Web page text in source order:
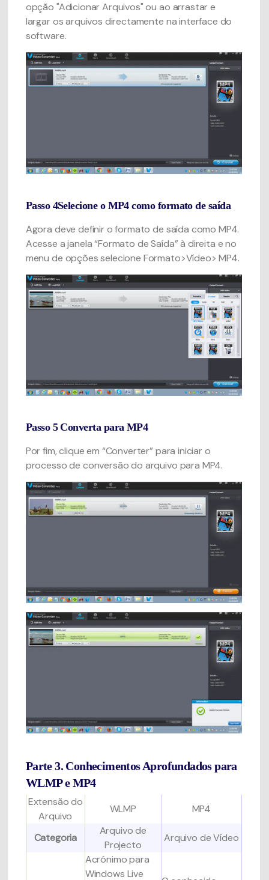
opção "Adicionar Arquivos" ou ao arrastar e
largar os arquivos directamente na interface do
software.
Passo 4Selecione o MP4 como formato de saída
Agora deve definir o formato de saída como MP4.
Acesse a janela “Formato de Saída” à direita e no
menu de opções selecione Formato>Vídeo> MP4.
Passo 5Converta para MP4
Por fim, clique em “Converter” para iniciar o
processo de conversão do arquivo para MP4.
Parte 3. Conhecimentos Aprofundados para
WLMP e MP4
Extensão do
Arquivo
WLMP MP4
Categoria
Arquivo de
Projecto
Arquivo de Vídeo
Acrónimo para
Windows Live